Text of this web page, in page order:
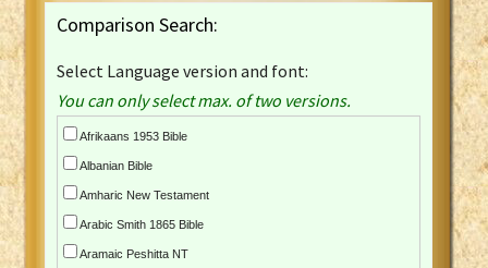
Comparison Search:
Select Language version and font:
You can only select max. of two versions.
Afrikaans 1953 Bible
Albanian Bible
Amharic New Testament
Arabic Smith 1865 Bible
Aramaic Peshitta NT